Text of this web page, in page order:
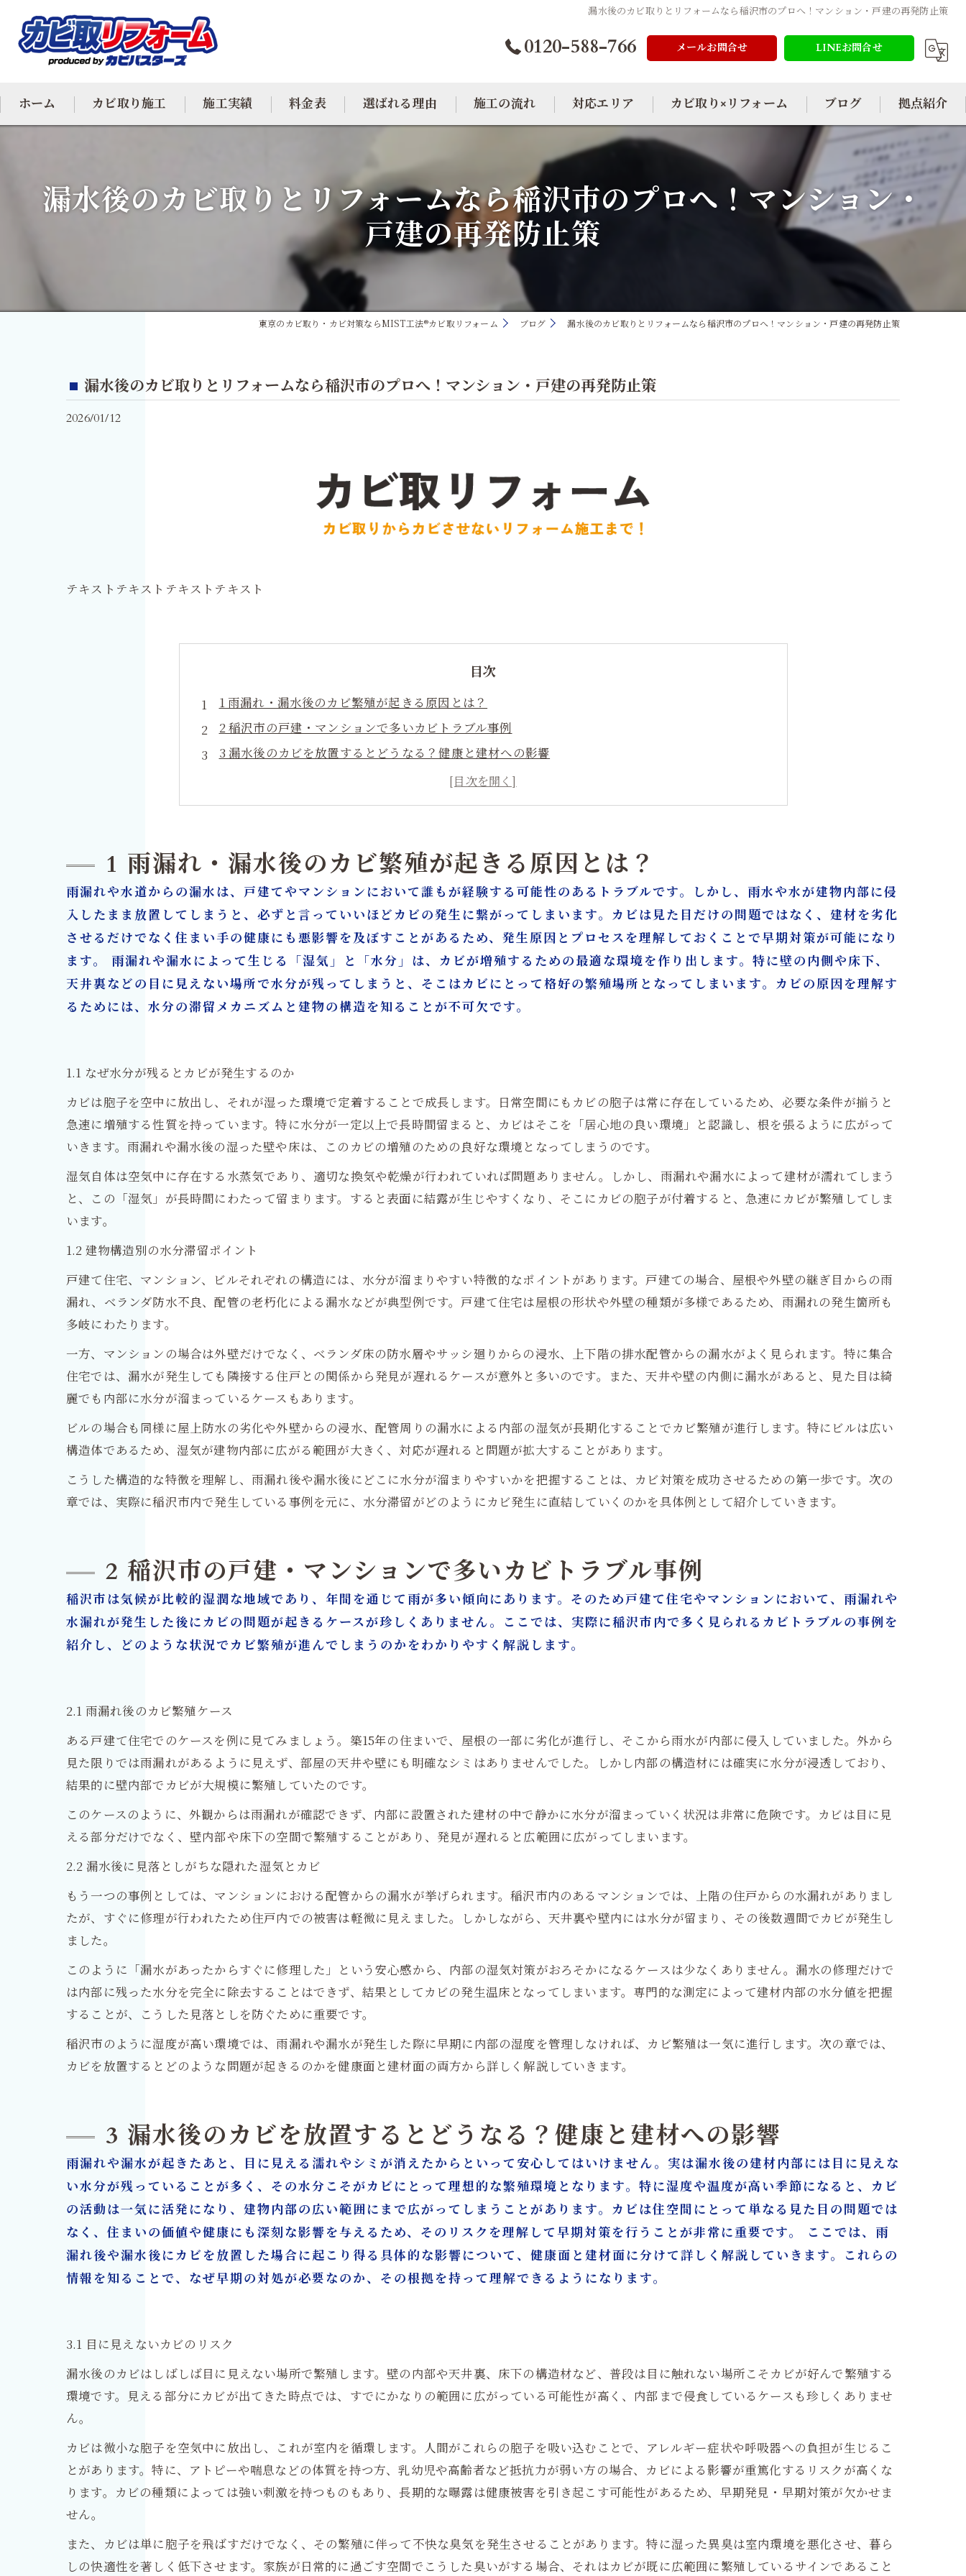
漏水後のカビ取りとリフォームなら稲沢市のプロへ！マンション・戸建の再発防止策
0120-588-766 メールお問合せ LINEお問合せ
ホーム カビ取り施工
カビ除去
施工実績 料金表 選ばれる理由 施工の流れ 対応エリア
大阪のカビ取り
東京のカビ取り
愛知のカビ取り
カビ取り×リフォーム ブログ 拠点紹介
漏水後のカビ取りとリフォームなら稲沢市のプロへ！マンション・
戸建の再発防止策
東京のカビ取り・カビ対策ならMIST工法®カビ取リフォーム ブログ 漏水後のカビ取りとリフォームなら稲沢市のプロへ！マンション・戸建の再発防止策
漏水後のカビ取りとリフォームなら稲沢市のプロへ！マンション・戸建の再発防止策
2026/01/12
テキストテキストテキストテキスト
目次
1 雨漏れ・漏水後のカビ繁殖が起きる原因とは？
2 稲沢市の戸建・マンションで多いカビトラブル事例
3 漏水後のカビを放置するとどうなる？健康と建材への影響
4 含水率測定と真菌検査とは？エビデンスに基づくカビ対策の重要性
5 表面処理で終わらない科学的カビ除去とは？
7 漏水・雨漏れ修理とリフォームをワンストップで対応できる理由
8 施工前〜施工後のエビデンス資料提出と安心保証
9 稲沢市で選ばれるカビ取り＆リフォーム業者のポイント
10 カビ繁殖を防ぐ日常のポイントと注意点
カビ取り・リフォームの専門業者なら「カビバスターズ大阪」「カビ取リフォーム名古屋/東京」へ
1 雨漏れ・漏水後のカビ繁殖が起きる原因とは？
雨漏れや水道からの漏水は、戸建てやマンションにおいて誰もが経験する可能性のあるトラブルです。しかし、雨水や水が建物内部に侵
入したまま放置してしまうと、必ずと言っていいほどカビの発生に繋がってしまいます。カビは見た目だけの問題ではなく、建材を劣化
させるだけでなく住まい手の健康にも悪影響を及ぼすことがあるため、発生原因とプロセスを理解しておくことで早期対策が可能になり
ます。 雨漏れや漏水によって生じる「湿気」と「水分」は、カビが増殖するための最適な環境を作り出します。特に壁の内側や床下、
天井裏などの目に見えない場所で水分が残ってしまうと、そこはカビにとって格好の繁殖場所となってしまいます。カビの原因を理解す
るためには、水分の滞留メカニズムと建物の構造を知ることが不可欠です。
1.1 なぜ水分が残るとカビが発生するのか
カビは胞子を空中に放出し、それが湿った環境で定着することで成長します。日常空間にもカビの胞子は常に存在しているため、必要な条件が揃うと
急速に増殖する性質を持っています。特に水分が一定以上で長時間留まると、カビはそこを「居心地の良い環境」と認識し、根を張るように広がって
いきます。雨漏れや漏水後の湿った壁や床は、このカビの増殖のための良好な環境となってしまうのです。
湿気自体は空気中に存在する水蒸気であり、適切な換気や乾燥が行われていれば問題ありません。しかし、雨漏れや漏水によって建材が濡れてしまう
と、この「湿気」が長時間にわたって留まります。すると表面に結露が生じやすくなり、そこにカビの胞子が付着すると、急速にカビが繁殖してしま
います。
1.2 建物構造別の水分滞留ポイント
戸建て住宅、マンション、ビルそれぞれの構造には、水分が溜まりやすい特徴的なポイントがあります。戸建ての場合、屋根や外壁の継ぎ目からの雨
漏れ、ベランダ防水不良、配管の老朽化による漏水などが典型例です。戸建て住宅は屋根の形状や外壁の種類が多様であるため、雨漏れの発生箇所も
多岐にわたります。
一方、マンションの場合は外壁だけでなく、ベランダ床の防水層やサッシ廻りからの浸水、上下階の排水配管からの漏水がよく見られます。特に集合
住宅では、漏水が発生しても隣接する住戸との関係から発見が遅れるケースが意外と多いのです。また、天井や壁の内側に漏水があると、見た目は綺
麗でも内部に水分が溜まっているケースもあります。
ビルの場合も同様に屋上防水の劣化や外壁からの浸水、配管周りの漏水による内部の湿気が長期化することでカビ繁殖が進行します。特にビルは広い
構造体であるため、湿気が建物内部に広がる範囲が大きく、対応が遅れると問題が拡大することがあります。
こうした構造的な特徴を理解し、雨漏れ後や漏水後にどこに水分が溜まりやすいかを把握することは、カビ対策を成功させるための第一歩です。次の
章では、実際に稲沢市内で発生している事例を元に、水分滞留がどのようにカビ発生に直結していくのかを具体例として紹介していきます。
2 稲沢市の戸建・マンションで多いカビトラブル事例
稲沢市は気候が比較的湿潤な地域であり、年間を通じて雨が多い傾向にあります。そのため戸建て住宅やマンションにおいて、雨漏れや
水漏れが発生した後にカビの問題が起きるケースが珍しくありません。ここでは、実際に稲沢市内で多く見られるカビトラブルの事例を
紹介し、どのような状況でカビ繁殖が進んでしまうのかをわかりやすく解説します。
2.1 雨漏れ後のカビ繁殖ケース
ある戸建て住宅でのケースを例に見てみましょう。築15年の住まいで、屋根の一部に劣化が進行し、そこから雨水が内部に侵入していました。外から
見た限りでは雨漏れがあるように見えず、部屋の天井や壁にも明確なシミはありませんでした。しかし内部の構造材には確実に水分が浸透しており、
結果的に壁内部でカビが大規模に繁殖していたのです。
このケースのように、外観からは雨漏れが確認できず、内部に設置された建材の中で静かに水分が溜まっていく状況は非常に危険です。カビは目に見
える部分だけでなく、壁内部や床下の空間で繁殖することがあり、発見が遅れると広範囲に広がってしまいます。
2.2 漏水後に見落としがちな隠れた湿気とカビ
もう一つの事例としては、マンションにおける配管からの漏水が挙げられます。稲沢市内のあるマンションでは、上階の住戸からの水漏れがありまし
たが、すぐに修理が行われたため住戸内での被害は軽微に見えました。しかしながら、天井裏や壁内には水分が留まり、その後数週間でカビが発生し
ました。
このように「漏水があったからすぐに修理した」という安心感から、内部の湿気対策がおろそかになるケースは少なくありません。漏水の修理だけで
は内部に残った水分を完全に除去することはできず、結果としてカビの発生温床となってしまいます。専門的な測定によって建材内部の水分値を把握
することが、こうした見落としを防ぐために重要です。
稲沢市のように湿度が高い環境では、雨漏れや漏水が発生した際に早期に内部の湿度を管理しなければ、カビ繁殖は一気に進行します。次の章では、
カビを放置するとどのような問題が起きるのかを健康面と建材面の両方から詳しく解説していきます。
3 漏水後のカビを放置するとどうなる？健康と建材への影響
雨漏れや漏水が起きたあと、目に見える濡れやシミが消えたからといって安心してはいけません。実は漏水後の建材内部には目に見えな
い水分が残っていることが多く、その水分こそがカビにとって理想的な繁殖環境となります。特に湿度や温度が高い季節になると、カビ
の活動は一気に活発になり、建物内部の広い範囲にまで広がってしまうことがあります。カビは住空間にとって単なる見た目の問題では
なく、住まいの価値や健康にも深刻な影響を与えるため、そのリスクを理解して早期対策を行うことが非常に重要です。 ここでは、雨
漏れ後や漏水後にカビを放置した場合に起こり得る具体的な影響について、健康面と建材面に分けて詳しく解説していきます。これらの
情報を知ることで、なぜ早期の対処が必要なのか、その根拠を持って理解できるようになります。
3.1 目に見えないカビのリスク
漏水後のカビはしばしば目に見えない場所で繁殖します。壁の内部や天井裏、床下の構造材など、普段は目に触れない場所こそカビが好んで繁殖する
環境です。見える部分にカビが出てきた時点では、すでにかなりの範囲に広がっている可能性が高く、内部まで侵食しているケースも珍しくありませ
ん。
カビは微小な胞子を空気中に放出し、これが室内を循環します。人間がこれらの胞子を吸い込むことで、アレルギー症状や呼吸器への負担が生じるこ
とがあります。特に、アトピーや喘息などの体質を持つ方、乳幼児や高齢者など抵抗力が弱い方の場合、カビによる影響が重篤化するリスクが高くな
ります。カビの種類によっては強い刺激を持つものもあり、長期的な曝露は健康被害を引き起こす可能性があるため、早期発見・早期対策が欠かせま
せん。
また、カビは単に胞子を飛ばすだけでなく、その繁殖に伴って不快な臭気を発生させることがあります。特に湿った異臭は室内環境を悪化させ、暮ら
しの快適性を著しく低下させます。家族が日常的に過ごす空間でこうした臭いがする場合、それはカビが既に広範囲に繁殖しているサインであること